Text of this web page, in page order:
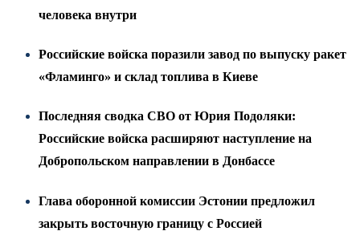
человека внутри
Российские войска поразили завод по выпуску ракет
«Фламинго» и склад топлива в Киеве
Последняя сводка СВО от Юрия Подоляки:
Российские войска расширяют наступление на
Добропольском направлении в Донбассе
Глава оборонной комиссии Эстонии предложил
закрыть восточную границу с Россией